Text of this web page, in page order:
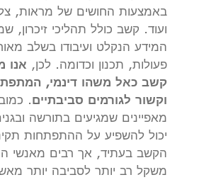
באמצעות החושים של מראות,
ועוד. קשב כולל תהליכי זיכרון,
המידע הנקלט ועיבודו בשלב
פעולות, תכנון וכדומה. לכן, אנו
קשב כאל משהו דינמי,
וקשור לגורמים סביבתיים.
מאפיינים שמגיעים בתורשה
יכול להשפיע על ההתפתחות
הקשב בעתיד, אך רבים מאנשי
משקל רב יותר לסביבה יותר